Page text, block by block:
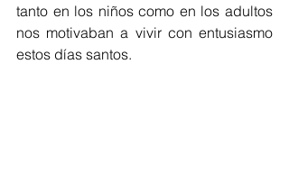
tanto en los niños como en los adultos
nos motivaban a vivir con entusiasmo
estos días santos.